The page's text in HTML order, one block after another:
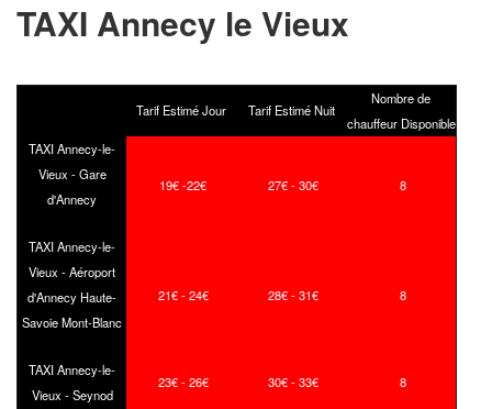
TAXI Annecy le Vieux
Tarif Estimé Jour Tarif Estimé Nuit
Nombre de
chauffeur Disponible
TAXI Annecy-le-
Vieux - Gare
d'Annecy
19€ -22€ 27€ - 30€ 8
TAXI Annecy-le-
Vieux - Aéroport
d'Annecy Haute-
Savoie Mont-Blanc
21€ - 24€ 28€ - 31€ 8
TAXI Annecy-le-
Vieux - Seynod
23€ - 26€ 30€ - 33€ 8